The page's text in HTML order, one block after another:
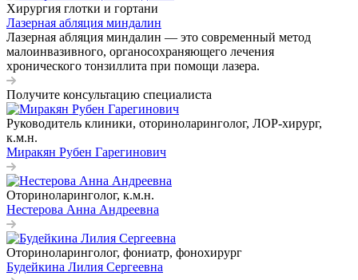
Хирургия глотки и гортани
Лазерная абляция миндалин
Лазерная абляция миндалин — это современный метод
малоинвазивного, органосохраняющего лечения
хронического тонзиллита при помощи лазера.
Получите консультацию специалиста
Руководитель клиники, оториноларинголог, ЛОР-хирург,
к.м.н.
Миракян Рубен Гарегинович
Оториноларинголог, к.м.н.
Нестерова Анна Андреевна
Оториноларинголог, фониатр, фонохирург
Будейкина Лилия Сергеевна